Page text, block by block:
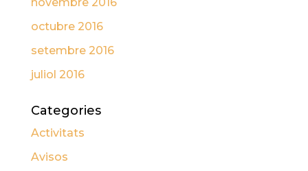
octubre 2016
setembre 2016
juliol 2016
Categories
Activitats
Avisos